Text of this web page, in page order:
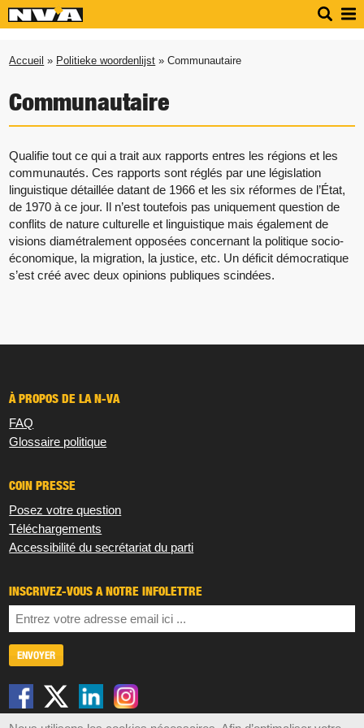
Accueil » Politieke woordenlijst » Communautaire
Communautaire
Qualifie tout ce qui a trait aux rapports entres les régions et les
communautés. Ces rapports sont réglés par une législation
linguistique détaillée datant de 1966 et les six réformes de l’État,
de 1970 à ce jour. Il n’est toutefois pas uniquement question de
conflits de nature culturelle et linguistique mais également de
visions diamétralement opposées concernant la politique socio-
économique, la migration, la justice, etc. Un déficit démocratique
s’est créé avec deux opinions publiques scindées.
À PROPOS DE LA N-VA
FAQ
Glossaire politique
COIN PRESSE
Posez votre question
Téléchargements
Accessibilité du secrétariat du parti
INSCRIVEZ-VOUS À NOTRE INFOLETTRE